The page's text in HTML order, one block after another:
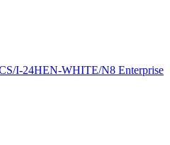
I-24HEN-WHITE/N8 Enterprise